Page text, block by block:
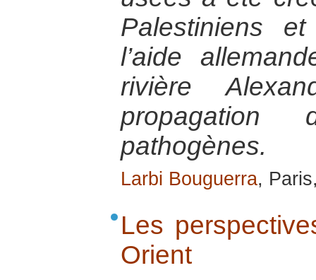
Palestiniens
l’aide
rivière
pathogènes.
Larbi Bouguerra,
Les
Orient